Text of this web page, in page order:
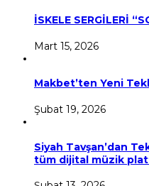
İSKELE SERGİLERİ
Mart 15, 2026
Makbet’ten Yeni
Şubat 19, 2026
Siyah Tavşan’dan
tüm dijital müzik